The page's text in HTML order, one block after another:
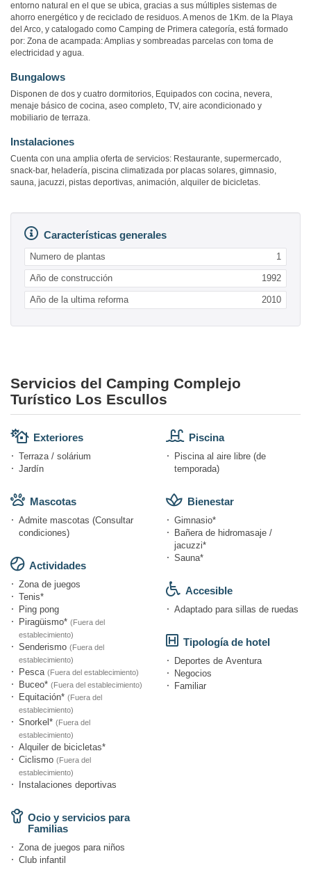
entorno natural en el que se ubica, gracias a sus múltiples sistemas de
ahorro energético y de reciclado de residuos. A menos de 1Km. de la Playa
del Arco, y catalogado como Camping de Primera categoría, está formado
por: Zona de acampada: Amplias y sombreadas parcelas con toma de
electricidad y agua.
Bungalows
Disponen de dos y cuatro dormitorios, Equipados con cocina, nevera,
menaje básico de cocina, aseo completo, TV, aire acondicionado y
mobiliario de terraza.
Instalaciones
Cuenta con una amplia oferta de servicios: Restaurante, supermercado,
snack-bar, heladería, piscina climatizada por placas solares, gimnasio,
sauna, jacuzzi, pistas deportivas, animación, alquiler de bicicletas.
Características generales
Numero de plantas 1
Año de construcción 1992
Año de la ultima reforma 2010
Servicios del Camping Complejo
Turístico Los Escullos
Exteriores
Terraza / solárium
Jardín
Mascotas
Admite mascotas (Consultar
condiciones)
Actividades
Zona de juegos
Tenis*
Ping pong
Piragüismo* (Fuera del
establecimiento)
Senderismo (Fuera del
establecimiento)
Pesca (Fuera del establecimiento)
Buceo* (Fuera del establecimiento)
Equitación* (Fuera del
establecimiento)
Snorkel* (Fuera del
establecimiento)
Alquiler de bicicletas*
Ciclismo (Fuera del
establecimiento)
Instalaciones deportivas
Ocio y servicios para
Familias
Zona de juegos para niños
Club infantil
Piscina
Piscina al aire libre (de
temporada)
Bienestar
Gimnasio*
Bañera de hidromasaje /
jacuzzi*
Sauna*
Accesible
Adaptado para sillas de ruedas
Tipología de hotel
Deportes de Aventura
Negocios
Familiar